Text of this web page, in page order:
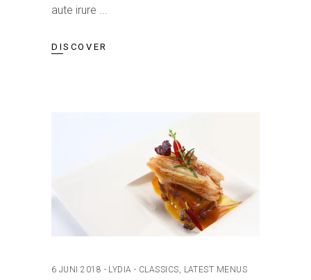
aute irure
DISCOVER
6 JUNI 2018 LYDIA CLASSICS, LATEST MENUS